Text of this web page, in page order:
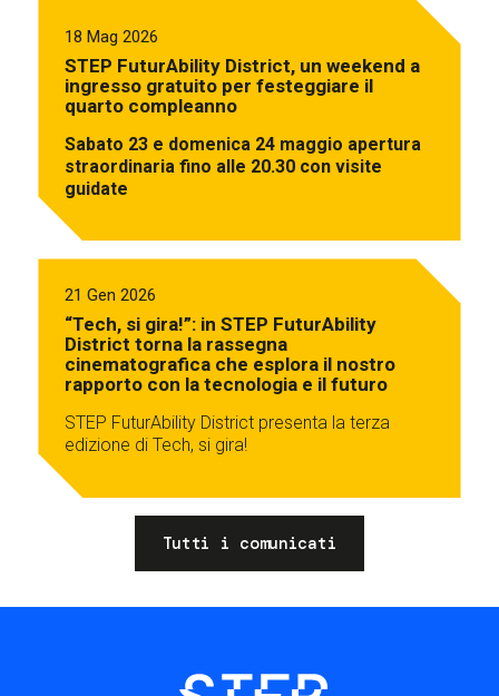
18 Mag 2026
STEP FuturAbility District, un weekend a
ingresso gratuito per festeggiare il
quarto compleanno
Sabato 23 e domenica 24 maggio apertura
straordinaria fino alle 20.30 con visite
guidate
21 Gen 2026
“Tech, si gira!”: in STEP FuturAbility
District torna la rassegna
cinematografica che esplora il nostro
rapporto con la tecnologia e il futuro
STEP FuturAbility District presenta la terza
edizione di Tech, si gira!
Tutti i comunicati